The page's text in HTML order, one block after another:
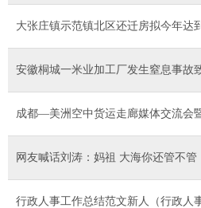
大张庄镇示范镇北区还迁房拟今年达
安徽桐城一米业加工厂发生窒息事故
成都—美洲空中货运走廊媒体交流会
网友喊话刘涛：妈祖 大海你还管不管
行政人事工作总结范文新人（行政人